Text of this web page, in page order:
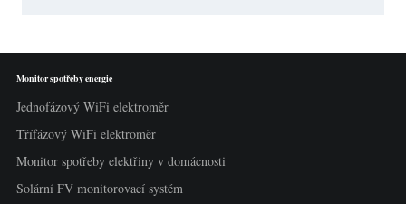
Monitor spotřeby energie
Jednofázový WiFi elektroměr
Třífázový WiFi elektroměr
Monitor spotřeby elektřiny v domácnosti
Solární FV monitorovací systém